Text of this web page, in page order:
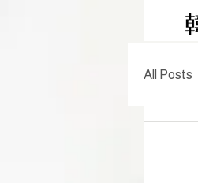
All Posts
電